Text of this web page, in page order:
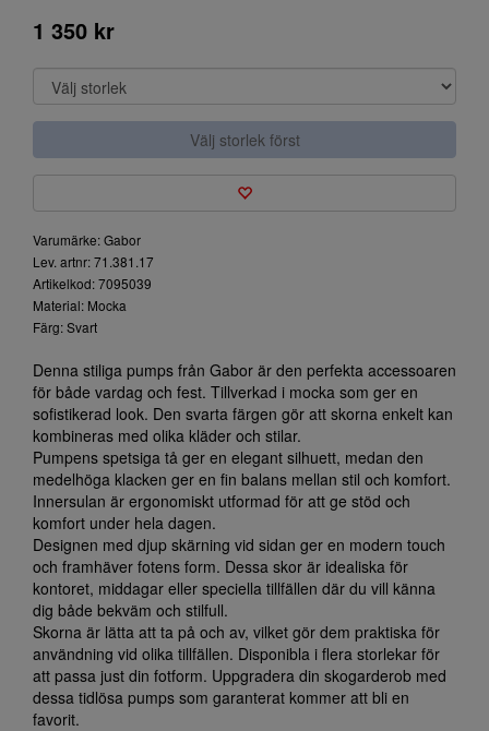
1 350 kr
Välj storlek först
Varumärke: Gabor
Lev. artnr: 71.381.17
Artikelkod: 7095039
Material: Mocka
Färg: Svart
Denna stiliga pumps från Gabor är den perfekta accessoaren
för både vardag och fest. Tillverkad i mocka som ger en
sofistikerad look. Den svarta färgen gör att skorna enkelt kan
kombineras med olika kläder och stilar.
Pumpens spetsiga tå ger en elegant silhuett, medan den
medelhöga klacken ger en fin balans mellan stil och komfort.
Innersulan är ergonomiskt utformad för att ge stöd och
komfort under hela dagen.
Designen med djup skärning vid sidan ger en modern touch
och framhäver fotens form. Dessa skor är idealiska för
kontoret, middagar eller speciella tillfällen där du vill känna
dig både bekväm och stilfull.
Skorna är lätta att ta på och av, vilket gör dem praktiska för
användning vid olika tillfällen. Disponibla i flera storlekar för
att passa just din fotform. Uppgradera din skogarderob med
dessa tidlösa pumps som garanterat kommer att bli en
favorit.